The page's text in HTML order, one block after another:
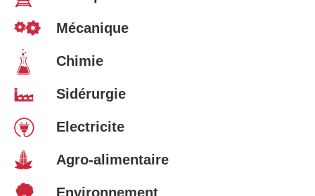
Mécanique
Chimie
Sidérurgie
Electricite
Agro-alimentaire
Environnement